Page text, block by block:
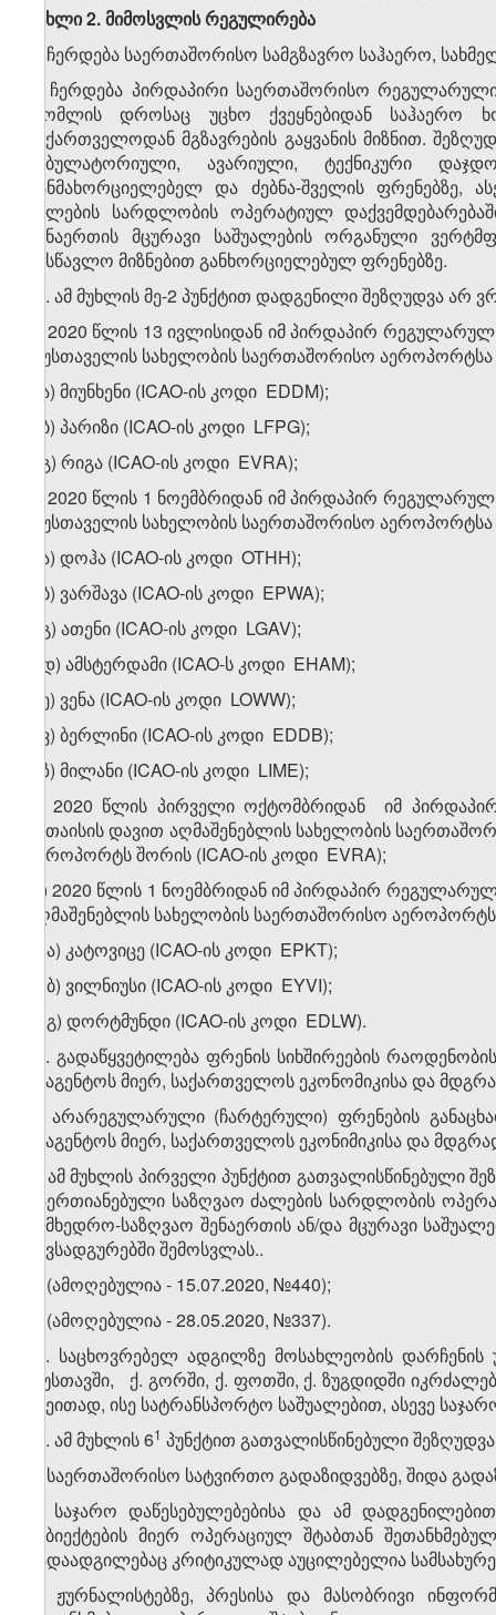
მუხლი2.მიმოსვლისრეგულირება
1. ჩერდება საერთაშორისო სამგზავრო საჰაერო,
2. ჩერდება პირდაპირი საერთაშორისო
რომლის დროსაც უცხო ქვეყნებიდან საჰაერო
საქართველოდან მგზავრების გაყვანის მიზნით.
ამბულატორიული, ავარიული, ტექნიკური
განმახორციელებელ და ძებნა-შველის ფრენებზე,
ძალების სარდლობის ოპერატიულ
შენაერთის მცურავი საშუალების ორგანული
სასწავლო მიზნებით განხორციელებულ ფრენებზე.
. ამ მუხლის მე-2 პუნქტით დადგენილი შეზღუდვა არ
ა) 2020 წლის 13 ივლისიდან იმ პირდაპირ
რუსთაველის სახელობის საერთაშორისო
ა.ა) მიუნხენი (ICAO-ის კოდი EDDM);
ა.ბ) პარიზი (ICAO-ის კოდი LFPG);
ა.გ) რიგა (ICAO-ის კოდი EVRA);
ბ) 2020 წლის 1 ნოემბრიდან იმ პირდაპირ
რუსთაველის სახელობის საერთაშორისო
ბ.ა) დოჰა (ICAO-ის კოდი OTHH);
ბ.ბ) ვარშავა (ICAO-ის კოდი EPWA);
ბ.გ) ათენი (ICAO-ის კოდი LGAV);
ბ.დ) ამსტერდამი (ICAO-ს კოდი EHAM);
ბ.ე) ვენა (ICAO-ის კოდი LOWW);
ბ.ვ) ბერლინი (ICAO-ის კოდი EDDB);
ბ.ზ) მილანი (ICAO-ის კოდი LIME);
გ) 2020 წლის პირველი ოქტომბრიდან იმ
ქუთაისის დავით აღმაშენებლის სახელობის
აეროპორტს შორის (ICAO-ის კოდი EVRA);
დ) 2020 წლის 1 ნოემბრიდან იმ პირდაპირ
აღმაშენებლის სახელობის საერთაშორისო
დ.ა) კატოვიცე (ICAO-ის კოდი EPKT);
დ.ბ) ვილნიუსი (ICAO-ის კოდი EYVI);
დ.გ) დორტმუნდი (ICAO-ის კოდი EDLW).
. გადაწყვეტილება ფრენის სიხშირეების
სააგენტოს მიერ, საქართველოს ეკონომიკისა და
3. არარეგულარული (ჩარტერული) ფრენების
სააგენტოს მიერ, საქართველოს ეკონიმიკისა და
4. ამ მუხლის პირველი პუნქტით გათვალისწინებული
გაერთიანებული საზღვაო ძალების სარდლობის
სამხედრო-საზღვაო შენაერთის ან/და მცურავი
ნავსადგურებში შემოსვლას..
5. (ამოღებულია - 15.07.2020, №440);
(ამოღებულია - 28.05.2020, №337).
. საცხოვრებელ ადგილზე მოსახლეობის
რუსთავში, ქ. გორში, ქ. ფოთში, ქ. ზუგდიდში
ქვეითად, ისე სატრანსპორტო საშუალებით, ასევე
. ამ მუხლის 6​1 პუნქტით გათვალისწინებული
ა) საერთაშორისო სატვირთო გადაზიდვებზე, შიდა
ბ) საჯარო დაწესებულებებისა და ამ
სუბიექტების მიერ ოპერაციულ შტაბთან
გადაადგილებაც კრიტიკულად აუცილებელია
გ) ჟურნალისტებზე, პრესისა და მასობრივი